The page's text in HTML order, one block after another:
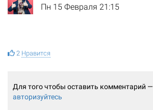
Пн 15 Февраля 21:15
2 Нравится
Для того чтобы оставить комментарий —
авторизуйтесь